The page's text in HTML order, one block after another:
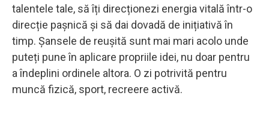
talentele tale, să îți direcționezi energia vitală într-o
direcție pașnică și să dai dovadă de inițiativă în
timp. Șansele de reușită sunt mai mari acolo unde
puteți pune în aplicare propriile idei, nu doar pentru
a îndeplini ordinele altora. O zi potrivită pentru
muncă fizică, sport, recreere activă.